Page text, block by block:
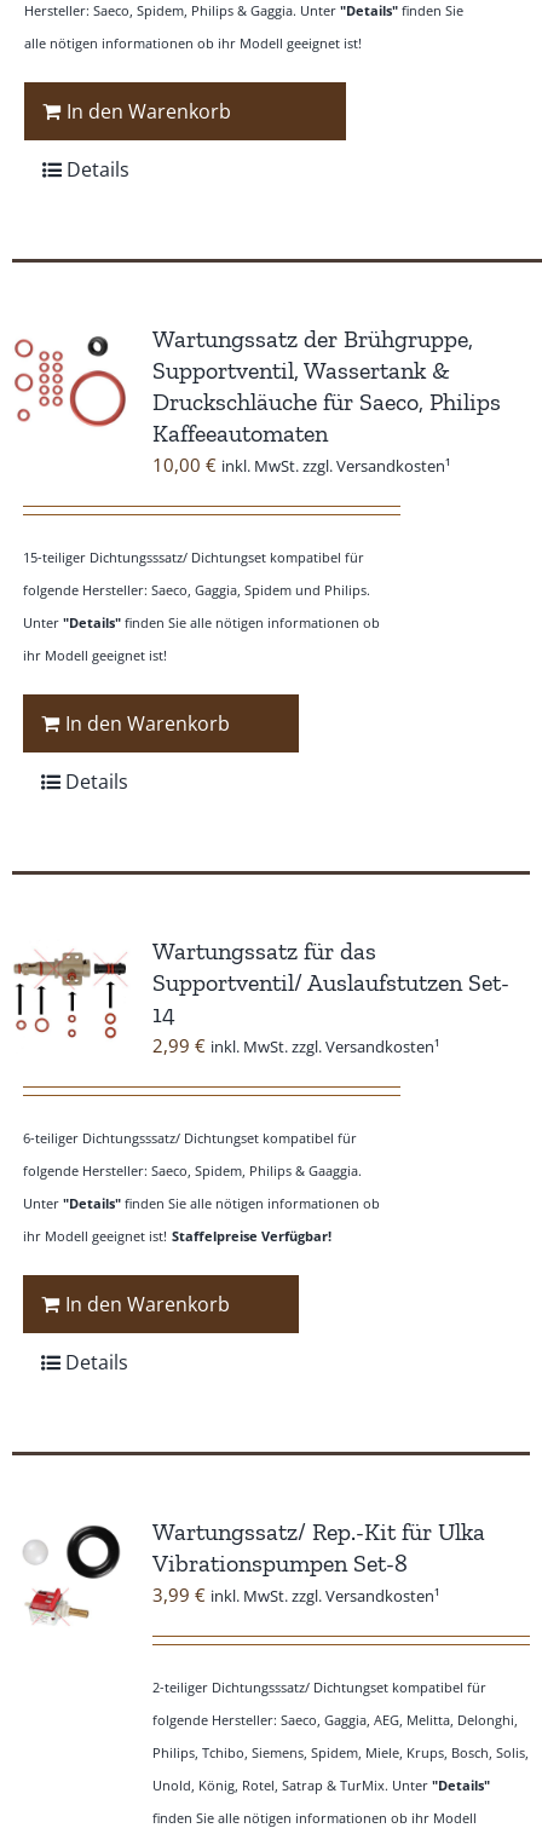
Hersteller: Saeco, Spidem, Philips & Gaggia. Unter "Details" finden Sie
alle nötigen informationen ob ihr Modell geeignet ist!
In den Warenkorb
Details
Wartungssatz der Brühgruppe,
Supportventil, Wassertank &
Druckschläuche für Saeco, Philips
Kaffeeautomaten
10,00 € inkl. MwSt. zzgl. Versandkosten¹
15-teiliger Dichtungsssatz/ Dichtungset kompatibel für
folgende Hersteller: Saeco, Gaggia, Spidem und Philips.
Unter "Details"finden Sie alle nötigen informationen ob
ihr Modell geeignet ist!
In den Warenkorb
Details
Wartungssatz für das
Supportventil/ Auslaufstutzen Set-
14
2,99 € inkl. MwSt. zzgl. Versandkosten¹
6-teiliger Dichtungsssatz/ Dichtungset kompatibel für
folgende Hersteller: Saeco, Spidem, Philips & Gaaggia.
Unter "Details"finden Sie alle nötigen informationen ob
ihr Modell geeignet ist! Staffelpreise Verfügbar!
In den Warenkorb
Details
Wartungssatz/ Rep.-Kit für Ulka
Vibrationspumpen Set-8
3,99 € inkl. MwSt. zzgl. Versandkosten¹
2-teiliger Dichtungsssatz/ Dichtungset kompatibel für
folgende Hersteller: Saeco, Gaggia, AEG, Melitta, Delonghi,
Philips, Tchibo, Siemens, Spidem, Miele, Krups, Bosch, Solis,
Unold, König, Rotel, Satrap & TurMix. Unter "Details"
finden Sie alle nötigen informationen ob ihr Modell